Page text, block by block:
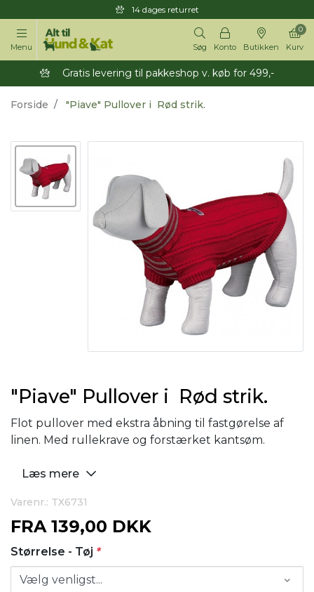
14 dages returret
Menu Søg Konto Butikken Kurv
0
Gratis levering til pakkeshop v. køb for 499,-
Forside "Piave" Pullover i Rød strik.
"Piave" Pullover i Rød strik.
Flot pullover med ekstra åbning til fastgørelse af
linen. Med rullekrave og forstærket kantsøm.
Læs mere
Varenr.: TX6731
FRA 139,00 DKK
Størrelse - Tøj *